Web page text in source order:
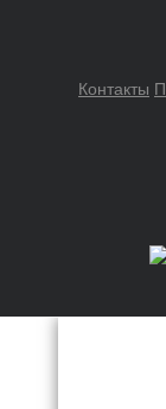
Контакты